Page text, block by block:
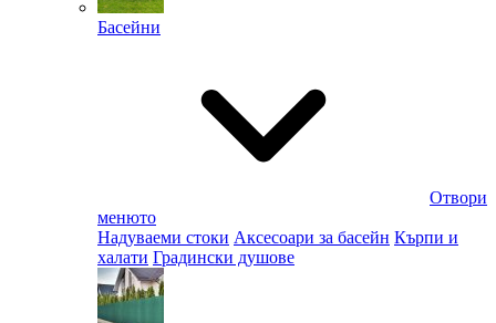
Басейни
Отвори
менюто
Надуваеми стоки Аксесоари за басейн Кърпи и
халати Градински душове